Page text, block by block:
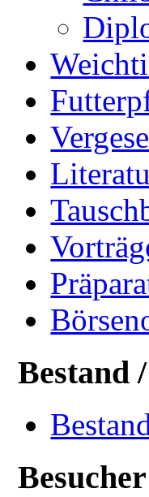
Bestand
Besucher